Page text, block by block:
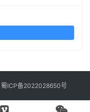
蜀ICP备2022028650号